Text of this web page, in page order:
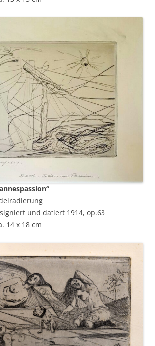
und datiert 1914, op.63
14 x 18 cm